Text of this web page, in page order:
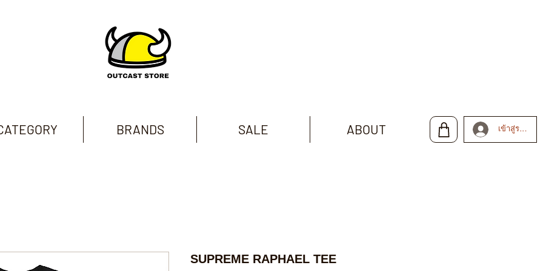
BRANDS SALE ABOUT เข้าสู่ระบบ
SUPREME RAPHAEL TEE